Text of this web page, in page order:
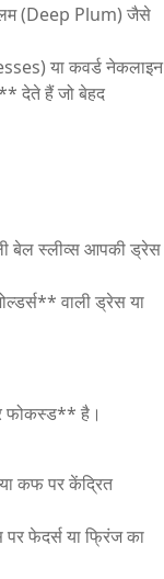
(Deep Plum) जैसे
या कवर्ड नेकलाइन
देते हैं जो बेहद
बेल स्लीव्स आपकी ड्रेस
वाली ड्रेस या
फोकस्ड** है।
कफ पर केंद्रित
फेदर्स या फ्रिंज का